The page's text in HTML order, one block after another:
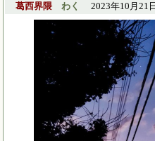
葛西界隈 わく
2023年10月21